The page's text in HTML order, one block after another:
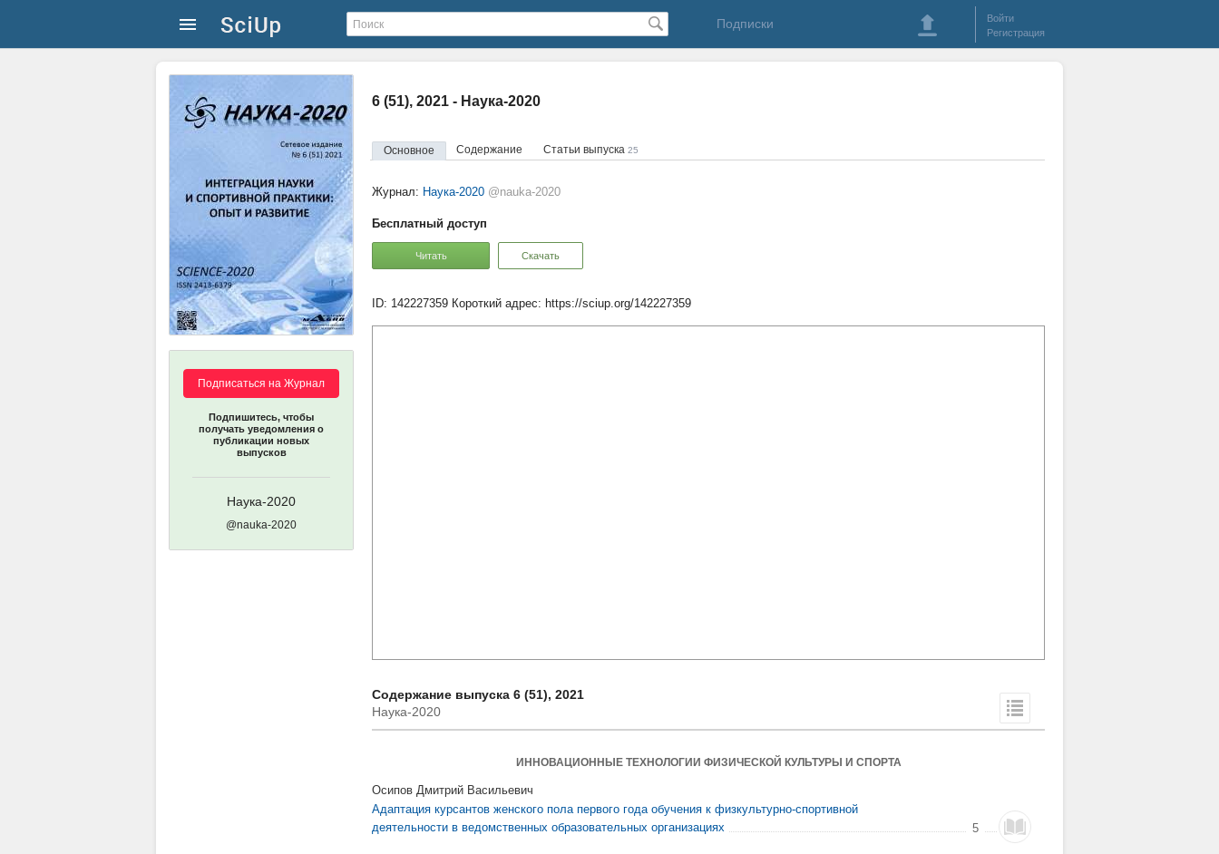
Подписки
Войти
Регистрация
6 (51), 2021 - Наука-2020
Основное Содержание Статьи выпуска 25
Подписаться на Журнал
Подпишитесь, чтобы
получать уведомления о
публикации новых
выпусков
Наука-2020
@nauka-2020
Журнал: Наука-2020 @nauka-2020
Бесплатный доступ
Читать Скачать
ID: 142227359 Короткий адрес: https://sciup.org/142227359
Содержание выпуска 6 (51), 2021
Наука-2020
ИННОВАЦИОННЫЕ ТЕХНОЛОГИИ ФИЗИЧЕСКОЙ КУЛЬТУРЫ И СПОРТА
Осипов Дмитрий Васильевич
Адаптация курсантов женского пола первого года обучения к физкультурно-спортивной
деятельности в ведомственных образовательных организациях
5